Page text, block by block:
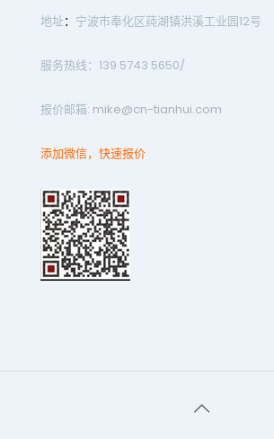
地址： 宁波市奉化区莼湖镇洪溪工业园12号
服务热线：139 5743 5650/
报价邮箱: mike@cn-tianhui.com
添加微信，快速报价